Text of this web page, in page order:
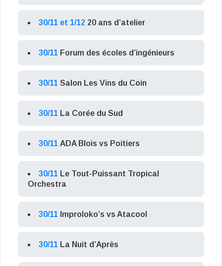
30/11 et 1/12 20 ans d’atelier
30/11 Forum des écoles d’ingénieurs
30/11 Salon Les Vins du Coin
30/11 La Corée du Sud
30/11 ADA Blois vs Poitiers
30/11 Le Tout-Puissant Tropical
Orchestra
30/11 Improloko’s vs Atacool
30/11 La Nuit d’Après